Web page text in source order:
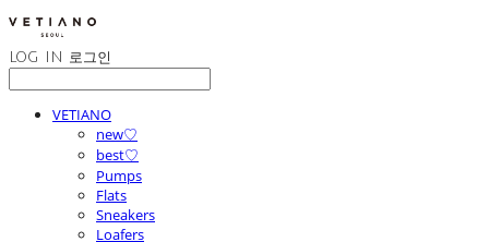
LOG IN 로그인
VETIANO
new♡
best♡
Pumps
Flats
Sneakers
Loafers